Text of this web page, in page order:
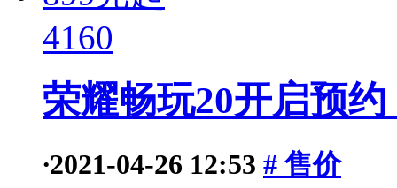
4160
荣耀畅玩20开启预
·2021-04-26 12:53 # 售价